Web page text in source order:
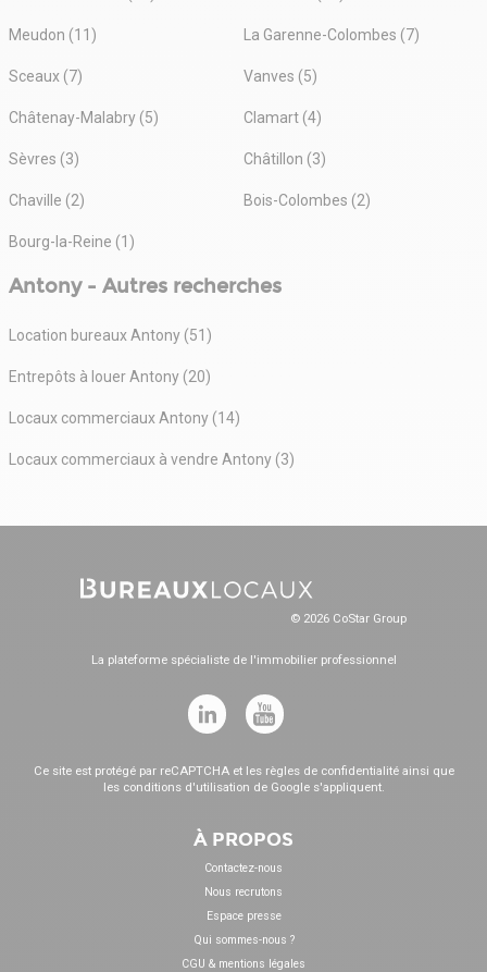
Meudon (11) La Garenne-Colombes (7)
Sceaux (7) Vanves (5)
Châtenay-Malabry (5) Clamart (4)
Sèvres (3) Châtillon (3)
Chaville (2) Bois-Colombes (2)
Bourg-la-Reine (1)
Antony - Autres recherches
Location bureaux Antony (51)
Entrepôts à louer Antony (20)
Locaux commerciaux Antony (14)
Locaux commerciaux à vendre Antony (3)
© 2026 CoStar Group
La plateforme spécialiste de l'immobilier professionnel
Ce site est protégé par reCAPTCHA et les règles de confidentialitéainsi que
les conditions d'utilisation de Google s'appliquent.
À PROPOS
Contactez-nous
Nous recrutons
Espace presse
Qui sommes-nous ?
CGU & mentions légales